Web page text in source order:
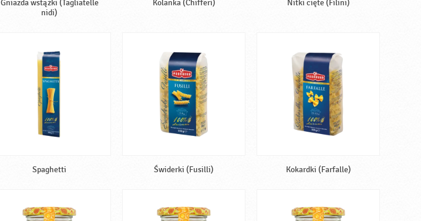
Gniazda wstążki (Tagliatelle
nidi)
Kolanka (Chifferi) Nitki cięte (Filini)
Spaghetti Świderki (Fusilli) Kokardki (Farfalle)